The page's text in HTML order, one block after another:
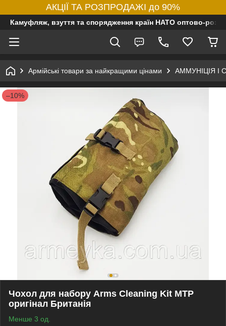
АКЦІЇ ТА РОЗПРОДАЖІ до 90%
Камуфляж, взуття та спорядження країн НАТО оптово-
Армійські товари за найкращими цінами АММУНІЦІЯ І
–10%
Чохол для набору Arms Cleaning Kit MTP
оригінал Британія
Менше 3 од.